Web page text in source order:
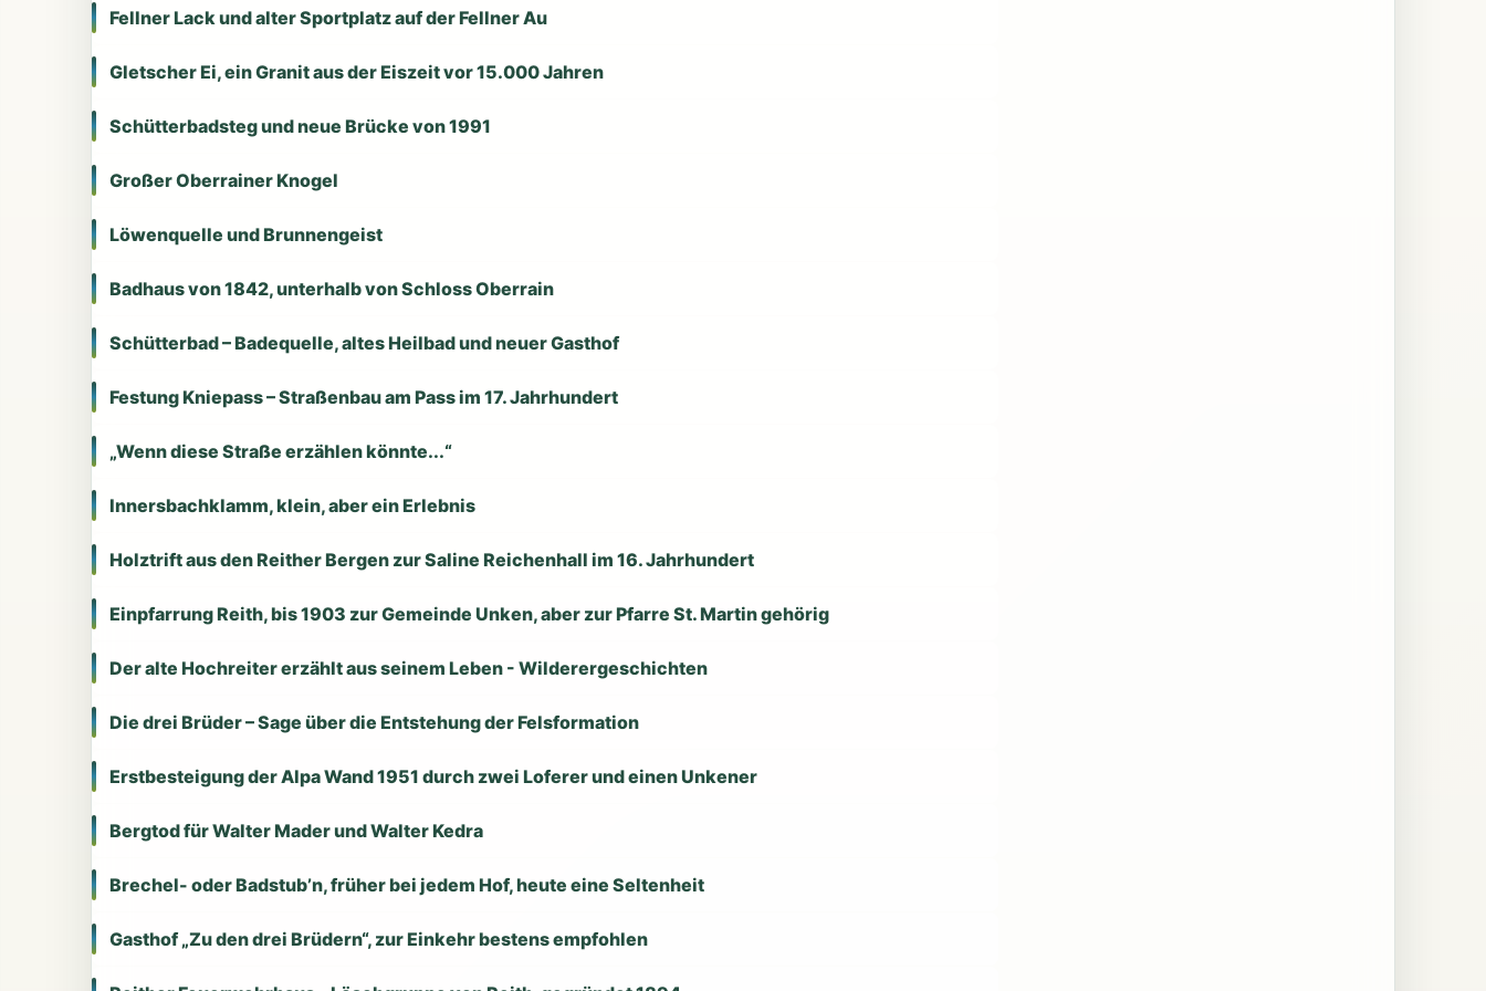
Fellner Lack und alter Sportplatz auf der Fellner Au
Gletscher Ei, ein Granit aus der Eiszeit vor 15.000 Jahren
Schütterbadsteg und neue Brücke von 1991
Großer Oberrainer Knogel
Löwenquelle und Brunnengeist
Badhaus von 1842, unterhalb von Schloss Oberrain
Schütterbad – Badequelle, altes Heilbad und neuer Gasthof
Festung Kniepass – Straßenbau am Pass im 17. Jahrhundert
„Wenn diese Straße erzählen könnte...“
Innersbachklamm, klein, aber ein Erlebnis
Holztrift aus den Reither Bergen zur Saline Reichenhall im 16. Jahrhundert
Einpfarrung Reith, bis 1903 zur Gemeinde Unken, aber zur Pfarre St. Martin gehörig
Der alte Hochreiter erzählt aus seinem Leben - Wilderergeschichten
Die drei Brüder – Sage über die Entstehung der Felsformation
Erstbesteigung der Alpa Wand 1951 durch zwei Loferer und einen Unkener
Bergtod für Walter Mader und Walter Kedra
Brechel- oder Badstub’n, früher bei jedem Hof, heute eine Seltenheit
Gasthof „Zu den drei Brüdern“, zur Einkehr bestens empfohlen